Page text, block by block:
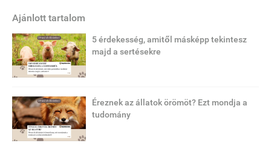
Ajánlott tartalom
5 érdekesség, amitől másképp tekintesz
majd a sertésekre
Éreznek az állatok örömöt? Ezt mondja a
tudomány